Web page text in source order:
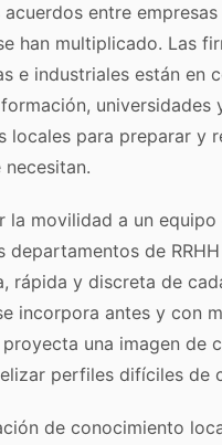
acuerdos entre
han multiplicado. Las
e industriales están en
universidades
locales para preparar y
la movilidad a un
departamentos de
rápida y discreta de
incorpora antes y con
una imagen de
perfiles difíciles de
de conocimiento